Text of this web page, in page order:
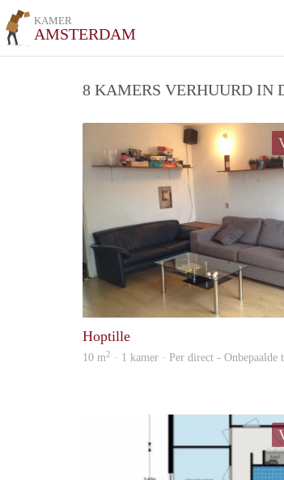
KAMER
AMSTERDAM
8 KAMERS VERHUURD IN
Hoptille
10 m2 · 1 kamer · Per direct - Onbepaalde